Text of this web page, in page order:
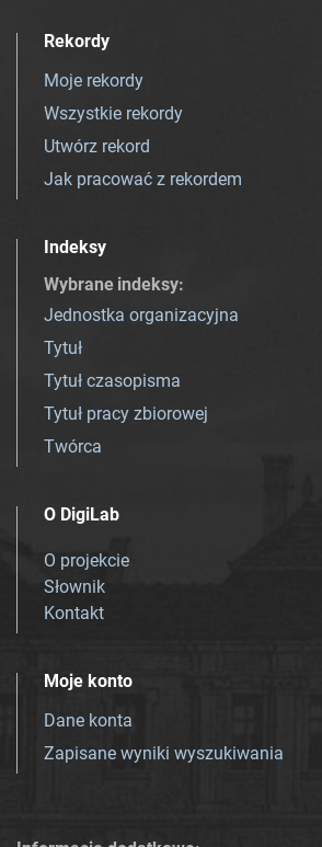
Rekordy
Moje rekordy
Wszystkie rekordy
Utwórz rekord
Jak pracować z rekordem
Indeksy
Wybrane indeksy:
Jednostka organizacyjna
Tytuł
Tytuł czasopisma
Tytuł pracy zbiorowej
Twórca
O DigiLab
O projekcie
Słownik
Kontakt
Moje konto
Dane konta
Zapisane wyniki wyszukiwania